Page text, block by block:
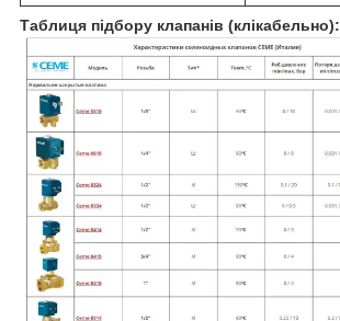
Таблиця підбору клапанів (клікабельно):